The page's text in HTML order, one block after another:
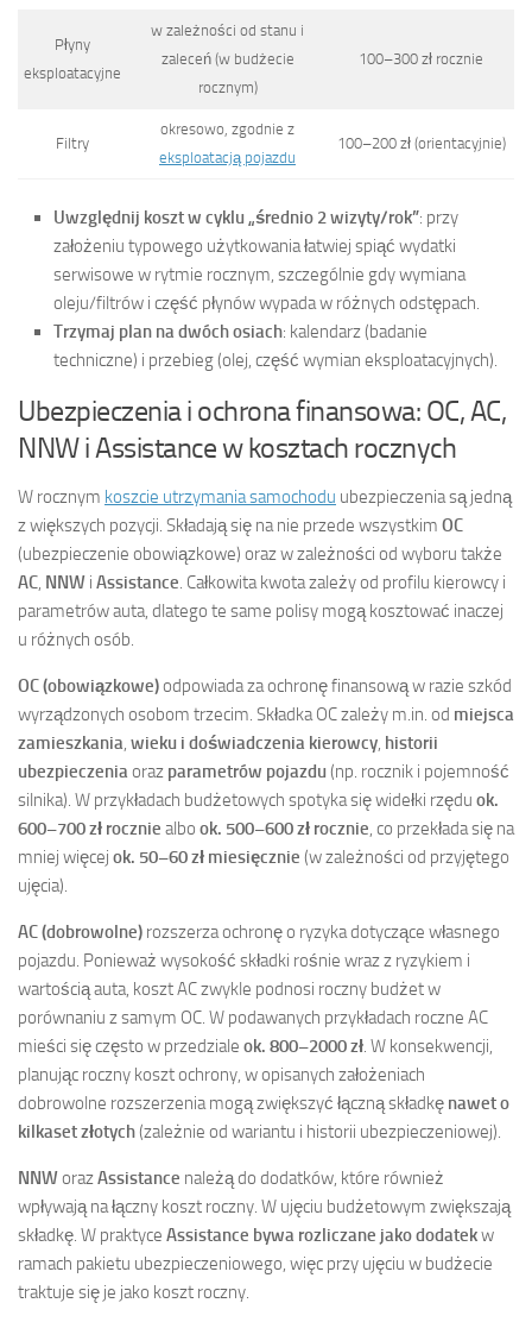
Płyny
eksploatacyjne
w zależności od stanu i
zaleceń (w budżecie
rocznym)
100–300 zł rocznie
Filtry
okresowo, zgodnie z
eksploatacją pojazdu
100–200 zł (orientacyjnie)
Uwzględnij koszt w cyklu „średnio 2 wizyty/rok”: przy
założeniu typowego użytkowania łatwiej spiąć wydatki
serwisowe w rytmie rocznym, szczególnie gdy wymiana
oleju/filtrów i część płynów wypada w różnych odstępach.
Trzymaj plan na dwóch osiach: kalendarz (badanie
techniczne) i przebieg (olej, część wymian eksploatacyjnych).
Ubezpieczenia i ochrona finansowa: OC, AC,
NNW i Assistance w kosztach rocznych
W rocznym koszcie utrzymania samochodu ubezpieczenia są jedną
z większych pozycji. Składają się na nie przede wszystkim OC
(ubezpieczenie obowiązkowe) oraz w zależności od wyboru także
AC, NNW i Assistance. Całkowita kwota zależy od profilu kierowcy i
parametrów auta, dlatego te same polisy mogą kosztować inaczej
u różnych osób.
OC (obowiązkowe)odpowiada za ochronę finansową w razie szkód
wyrządzonych osobom trzecim. Składka OC zależy m.in. od miejsca
zamieszkania, wieku i doświadczenia kierowcy, historii
ubezpieczeniaoraz parametrów pojazdu(np. rocznik i pojemność
silnika). W przykładach budżetowych spotyka się widełki rzędu ok.
600–700 zł rocznie albo ok. 500–600 zł rocznie, co przekłada się na
mniej więcej ok. 50–60 zł miesięcznie (w zależności od przyjętego
ujęcia).
AC (dobrowolne) rozszerza ochronę o ryzyka dotyczące własnego
pojazdu. Ponieważ wysokość składki rośnie wraz z ryzykiem i
wartością auta, koszt AC zwykle podnosi roczny budżet w
porównaniu z samym OC. W podawanych przykładach roczne AC
mieści się często w przedziale ok. 800–2000 zł. W konsekwencji,
planując roczny koszt ochrony, w opisanych założeniach
dobrowolne rozszerzenia mogą zwiększyć łączną składkę nawet o
kilkaset złotych(zależnie od wariantu i historii ubezpieczeniowej).
NNWorazAssistance należą do dodatków, które również
wpływają na łączny koszt roczny. W ujęciu budżetowym zwiększają
składkę. W praktyce Assistance bywa rozliczane jako dodatekw
ramach pakietu ubezpieczeniowego, więc przy ujęciu w budżecie
traktuje się je jako koszt roczny.